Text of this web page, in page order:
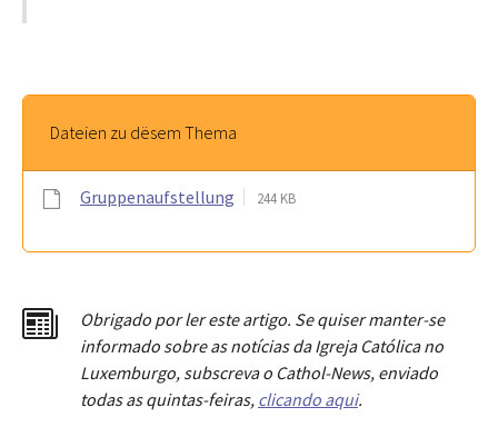
Dateien zu dësem Thema
Gruppenaufstellung 244 KB
Obrigado por ler este artigo. Se quiser manter-se
informado sobre as notícias da Igreja Católica no
Luxemburgo, subscreva o Cathol-News, enviado
todas as quintas-feiras, clicando aqui.